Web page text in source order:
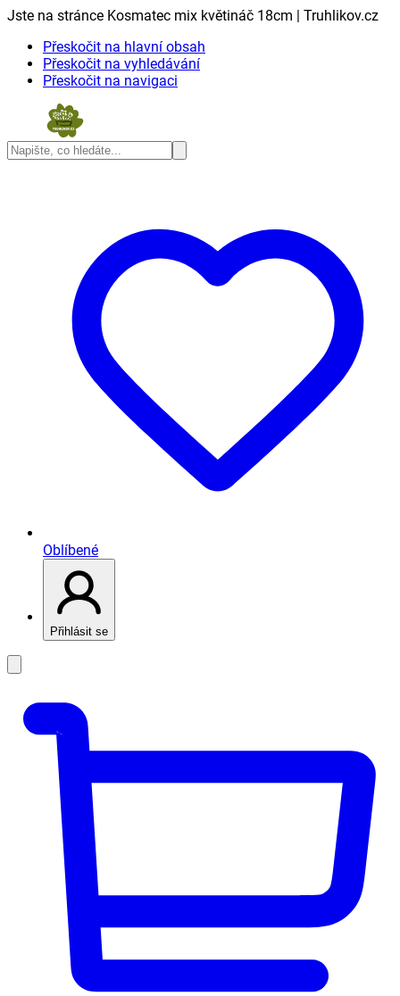
Jste na stránce Kosmatec mix květináč 18cm | Truhlikov.cz
Přeskočit na hlavní obsah
Přeskočit na vyhledávání
Přeskočit na navigaci
Oblíbené
Přihlásit se